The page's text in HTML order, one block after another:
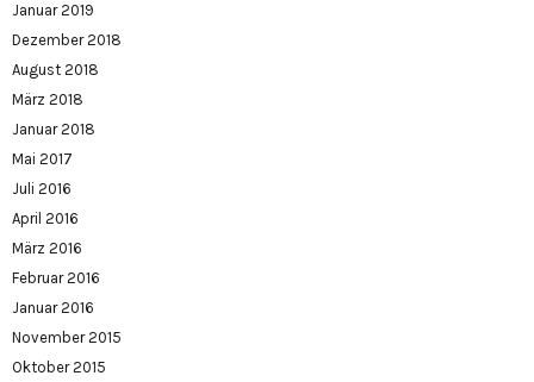
Januar 2019
Dezember 2018
August 2018
März 2018
Januar 2018
Mai 2017
Juli 2016
April 2016
März 2016
Februar 2016
Januar 2016
November 2015
Oktober 2015